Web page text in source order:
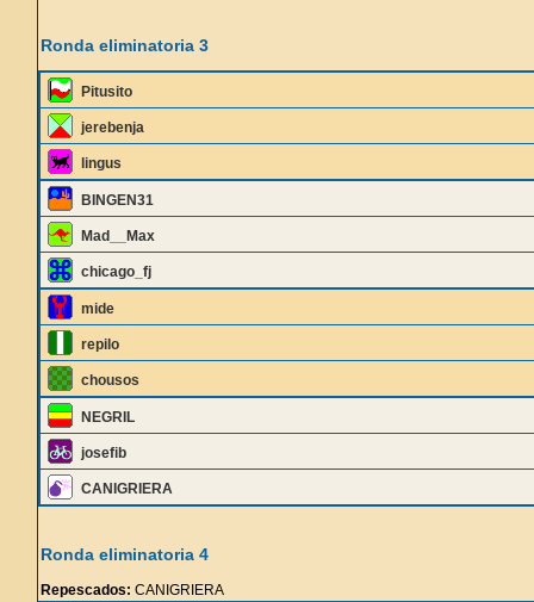
Ronda eliminatoria 3
Pitusito
jerebenja
lingus
BINGEN31
Mad__Max
chicago_fj
mide
repilo
chousos
NEGRIL
josefib
CANIGRIERA
Ronda eliminatoria 4
Repescados: CANIGRIERA